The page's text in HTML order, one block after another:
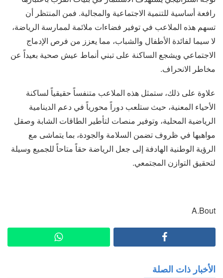
رافعة أساسية للتنمية الاجتماعية والمجالية. فمن المنتظر أن
تسهم هذه الملاعب في توفير فضاءات ملائمة لممارسة الرياضة،
لا سيما لفائدة الأطفال والشباب، مما يعزز من فرص الإدماج
الاجتماعي ويشجع الساكنة على تبني أنماط عيش صحية بعيداً عن
مخاطر الانحراف.
علاوة على ذلك، ستمثل هذه الملاعب متنفساً حقيقياً لساكنة
الأحياء المعنية، حيث ستلعب دوراً محورياً في دعم الدينامية
الرياضية المحلية، وتوفير منصات لتأطير الطاقات الشابة وصقل
مواهبها في ظروف تضمن السلامة والجودة، بما يتماشى مع
الرؤية الوطنية الهادفة إلى جعل الرياضة حقاً متاحاً للجميع وسيلة
لتحقيق التوازن المجتمعي.
A.Bout
الأخبار ذات الصلة